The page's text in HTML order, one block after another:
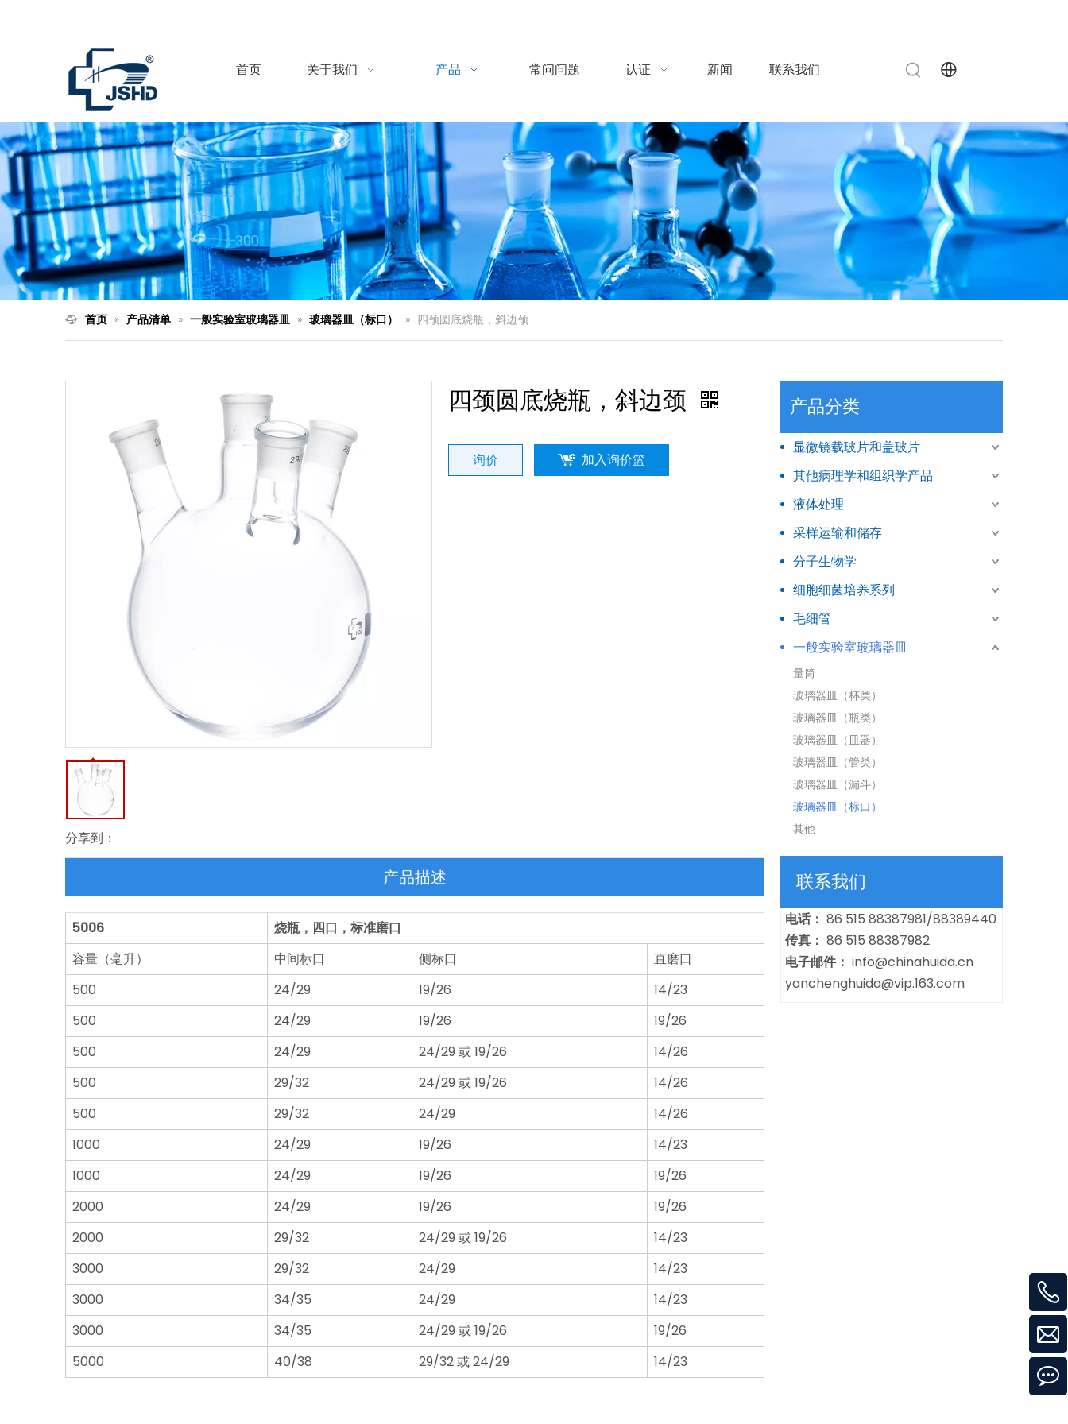
首页 关于我们 产品 常问问题 认证 新闻 联系我们
首页 » 产品清单 » 一般实验室玻璃器皿 » 玻璃器皿（标口） » 四颈圆底烧瓶，斜边颈
分享到：
四颈圆底烧瓶，斜边颈
询价 加入询价篮
产品描述
5006
烧瓶，四口，标准磨口
容量（毫升）
中间标口 侧标口
直磨口
500
24/29 19/26
14/23
500
24/29 19/26
19/26
500
24/29 24/29 或 19/26
14/26
500
29/32 24/29 或 19/26
14/26
500
29/32 24/29
14/26
1000
24/29 19/26
14/23
1000
24/29 19/26
19/26
2000
24/29 19/26
19/26
2000
29/32 24/29 或 19/26
14/23
3000
29/32 24/29
14/23
3000
34/35 24/29
14/23
3000
34/35 24/29 或 19/26
19/26
5000
40/38 29/32 或 24/29 14/23
产品分类
显微镜载玻片和盖玻片
其他病理学和组织学产品
液体处理
采样运输和储存
分子生物学
细胞细菌培养系列
毛细管
一般实验室玻璃器皿
量筒
玻璃器皿（杯类）
玻璃器皿（瓶类）
玻璃器皿（皿器）
玻璃器皿（管类）
玻璃器皿（漏斗）
玻璃器皿（标口）
其他
联系我们
电话： 86 515 88387981/88389440
传真： 86 515 88387982
电子邮件： info@chinahuida.cn
yanchenghuida@vip.163.com